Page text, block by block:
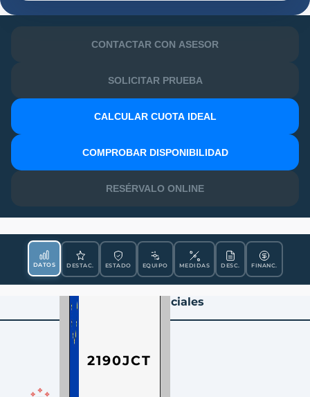
CONTACTAR CON ASESOR
SOLICITAR PRUEBA
CALCULAR CUOTA IDEAL
COMPROBAR DISPONIBILIDAD
RESÉRVALO ONLINE
DATOS DESTAC. ESTADO EQUIPO MEDIDAS DESC. FINANC.
Datos Esenciales
2190JCT